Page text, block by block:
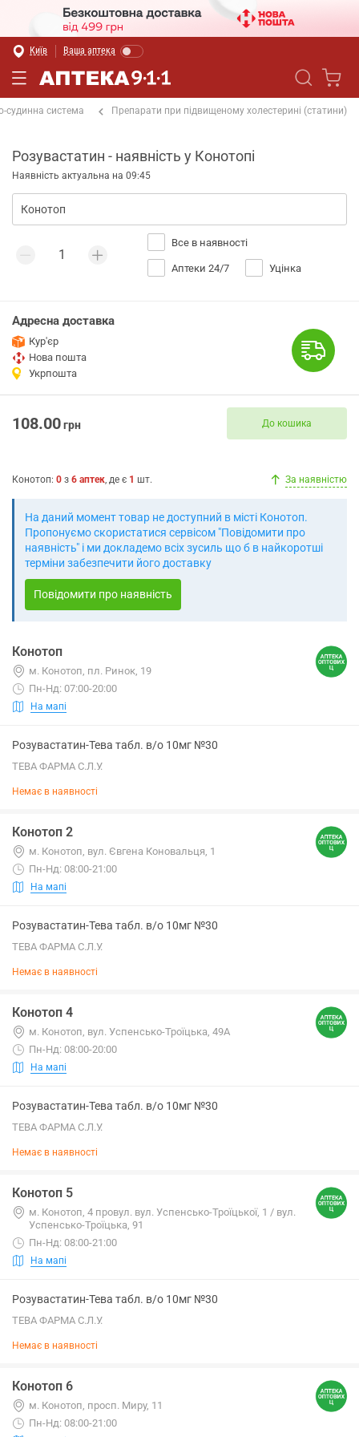
Київ Ваша аптека
судинна система Препарати при підвищеному холестерині (статини)
Розувастатин - наявність у Конотопі
Наявність актуальна на 09:45
Все в наявності
Аптеки 24/7 Уцінка
Адресна доставка
Кур'єр
Нова пошта
Укрпошта
108.00грн До кошика
Конотоп: 0 з 6 аптек, де є 1 шт. За наявністю
На даний момент товар не доступний в місті Конотоп.
Пропонуємо скористатися сервісом "Повідомити про
наявність" і ми докладемо всіх зусиль що б в найкоротші
терміни забезпечити його доставку
Повідомити про наявність
Конотоп
м. Конотоп, пл. Ринок, 19
Пн-Нд: 07:00-20:00
На мапі
Розувастатин-Тева табл. в/о 10мг №30
ТЕВА ФАРМА С.Л.У.
Немає в наявності
Конотоп 2
м. Конотоп, вул. Євгена Коновальця, 1
Пн-Нд: 08:00-21:00
На мапі
Розувастатин-Тева табл. в/о 10мг №30
ТЕВА ФАРМА С.Л.У.
Немає в наявності
Конотоп 4
м. Конотоп, вул. Успенсько-Троїцька, 49А
Пн-Нд: 08:00-20:00
На мапі
Розувастатин-Тева табл. в/о 10мг №30
ТЕВА ФАРМА С.Л.У.
Немає в наявності
Конотоп 5
м. Конотоп, 4 провул. вул. Успенсько-Троїцької, 1 / вул.
Успенсько-Троїцька, 91
Пн-Нд: 08:00-21:00
На мапі
Розувастатин-Тева табл. в/о 10мг №30
ТЕВА ФАРМА С.Л.У.
Немає в наявності
Конотоп 6
м. Конотоп, просп. Миру, 11
Пн-Нд: 08:00-21:00